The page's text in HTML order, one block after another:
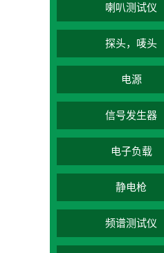
喇叭测试仪
探头，唛头
电源
信号发生器
电子负载
静电枪
频谱测试仪